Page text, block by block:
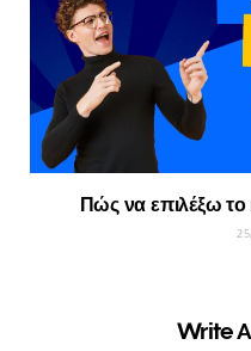
Πώς να επιλέξω
Write